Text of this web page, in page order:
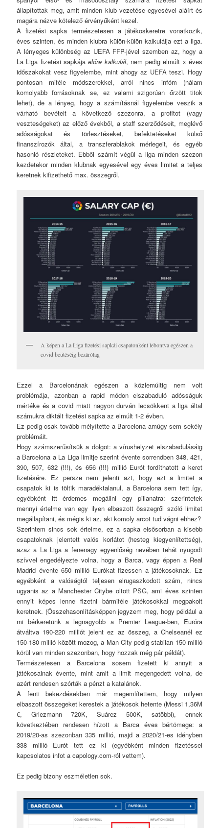
állapítottak meg, amit minden klub vezetése egyesével aláírt és
magára nézve kötelező érvényűként kezel.
A fizetési sapka természetesen a játékoskeretre vonatkozik,
éves szinten, és minden klubra külön-külön kalkulálja ezt a liga.
A lényeges különbség az UEFA FFP-jével szemben az, hogy a
La Liga fizetési sapkájaelőre kalkulál, nem pedig elmúlt x éves
időszakokat vesz figyelembe, mint ahogy az UEFA teszi. Hogy
pontosan miféle módszerekkel, arról nincs infóm (nálam
komolyabb forrásoknak se, ez valami szigorúan őrzött titok
lehet), de a lényeg, hogy a számításnál figyelembe veszik a
várható bevételt a következő szezonra, a profitot (vagy
veszteségeket) az előző évekből, a staff szerződéseit, meglévő
adósságokat és törlesztéseket, befektetéseket külső
finanszírozók által, a transzferablakok mérlegeit, és egyéb
hasonló részleteket. Ebből számít végül a liga minden szezon
kezdetekor minden klubnak egyesével egy éves limitet a teljes
keretnek kifizethető max. összegről.
A képen a La Liga fizetési sapkái csapatonként lebontva egészen a
covid beütéséig bezárólag
Ezzel a Barcelonának egészen a közlemúltig nem volt
problémája, azonban a rapid módon elszabaduló adósságuk
mértéke és a covid miatt nagyon durván lecsökkent a liga által
számukra diktált fizetési sapka az elmúlt 1-2 évben.
Ez pedig csak tovább mélyítette a Barcelona amúgy sem sekély
problémáit.
Hogy számszerűsítsük a dolgot: a vírushelyzet elszabadulásáig
a Barcelona a La Liga limitje szerint évente sorrendben 348, 421,
390, 507, 632 (!!!), és 656 (!!!) millió Eurót fordíthatott a keret
fizetésére. Ez persze nem jelenti azt, hogy ezt a limitet a
csapatok ki is töltik maradéktalanul, a Barcelona sem tett így,
egyébként itt érdemes megállni egy pillanatra: szerintetek
mennyi értelme van egy ilyen elbaszott összegről szóló limitet
megállapítani, és mégis ki az, aki komoly arcot tud vágni ehhez?
Szerintem sincs sok értelme, ez a sapka elsősorban a kisebb
csapatoknak jelentett valós korlátot (hesteg kiegyenlítettség),
azaz a La Liga a fenenagy egyenlőség nevében tehát nyugodt
szívvel engedélyezte volna, hogy a Barca, vagy éppen a Real
Madrid évente 650 millió Eurókat fizessen a játékosoknak. Ez
egyébként a valóságtól teljesen elrugaszkodott szám, nincs
ugyanis az a Manchester Citybe oltott PSG, ami éves szinten
ennyit képes lenne fizetni bármiféle játékosokkal megpakolt
keretnek. (Összehasonlításképpen jegyzem meg, hogy például a
mi bérkeretünk a legnagyobb a Premier League-ben, Euróra
átváltva 190-220 milliót jelent ez az összeg, a Chelseanél ez
150-180 millió között mozog, a Man City pedig stabilan 150 millió
körül van minden szezonban, hogy hozzak még pár példát).
Természetesen a Barcelona sosem fizetett ki annyit a
játékosainak évente, mint amit a limit megengedett volna, de
azért rendesen szórták a pénzt a katalánok.
A fenti bekezdésekben már megemlítettem, hogy milyen
elbaszott összegeket kerestek a játékosok hetente (Messi 1,36M
€, Griezmann 720K, Suárez 500K, satöbbi), ennek
következtében rendesen hízott a Barca éves bértömege: a
2019/20-as szezonban 335 millió, majd a 2020/21-es idényben
338 millió Eurót tett ez ki (egyébként minden fizetéssel
kapcsolatos infot a capology.com-ról vettem).
Ez pedig bizony eszméletlen sok.